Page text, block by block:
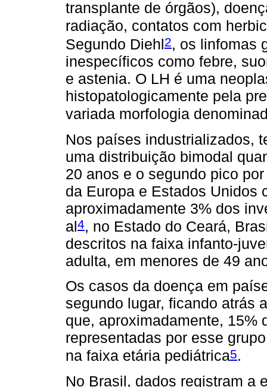
transplante de órgãos),
radiação, contatos com
Segundo Diehl2, os linfomas
inespecíficos como febre,
e astenia. O LH é uma
histopatologicamente pela
variada morfologia
Nos países industrializados,
uma distribuição bimodal
20 anos e o segundo pico
da Europa e Estados Unidos
aproximadamente 3% dos
al4, no Estado do Ceará,
descritos na faixa infanto-
adulta, em menores de 49
Os casos da doença em
segundo lugar, ficando atrás
que, aproximadamente, 15%
representadas por esse
na faixa etária pediátrica5.
No Brasil, dados registram a